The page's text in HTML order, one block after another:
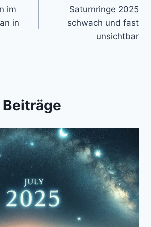
im
in
Saturnringe 2025
schwach und fast
unsichtbar